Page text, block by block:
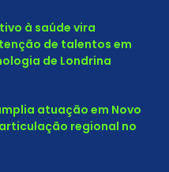
à saúde vira
de talentos em
de Londrina
atuação em Novo
regional no